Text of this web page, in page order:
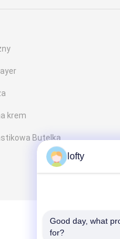
krem
Butelka
lofty
Good day, what
for?